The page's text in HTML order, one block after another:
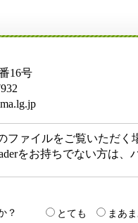
16号
ファイルをご覧いただく
をお持ちでない方は
？ とても まあ